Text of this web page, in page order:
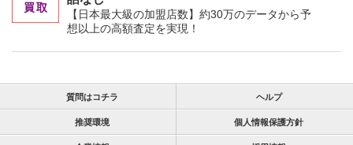
【日本最大級の加盟店数】約30万のデータから予
想以上の高額査定を実現！
質問はコチラ ヘルプ
推奨環境 個人情報保護方針